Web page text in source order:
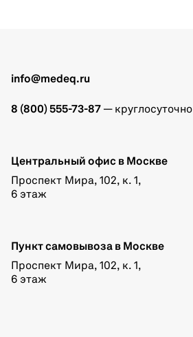
info@medeq.ru
8 (800) 555-73-87 — круглосуточно
Центральный офис в Москве
Проспект Мира, 102, к. 1,
6 этаж
Пункт самовывоза в Москве
Проспект Мира, 102, к. 1,
6 этаж